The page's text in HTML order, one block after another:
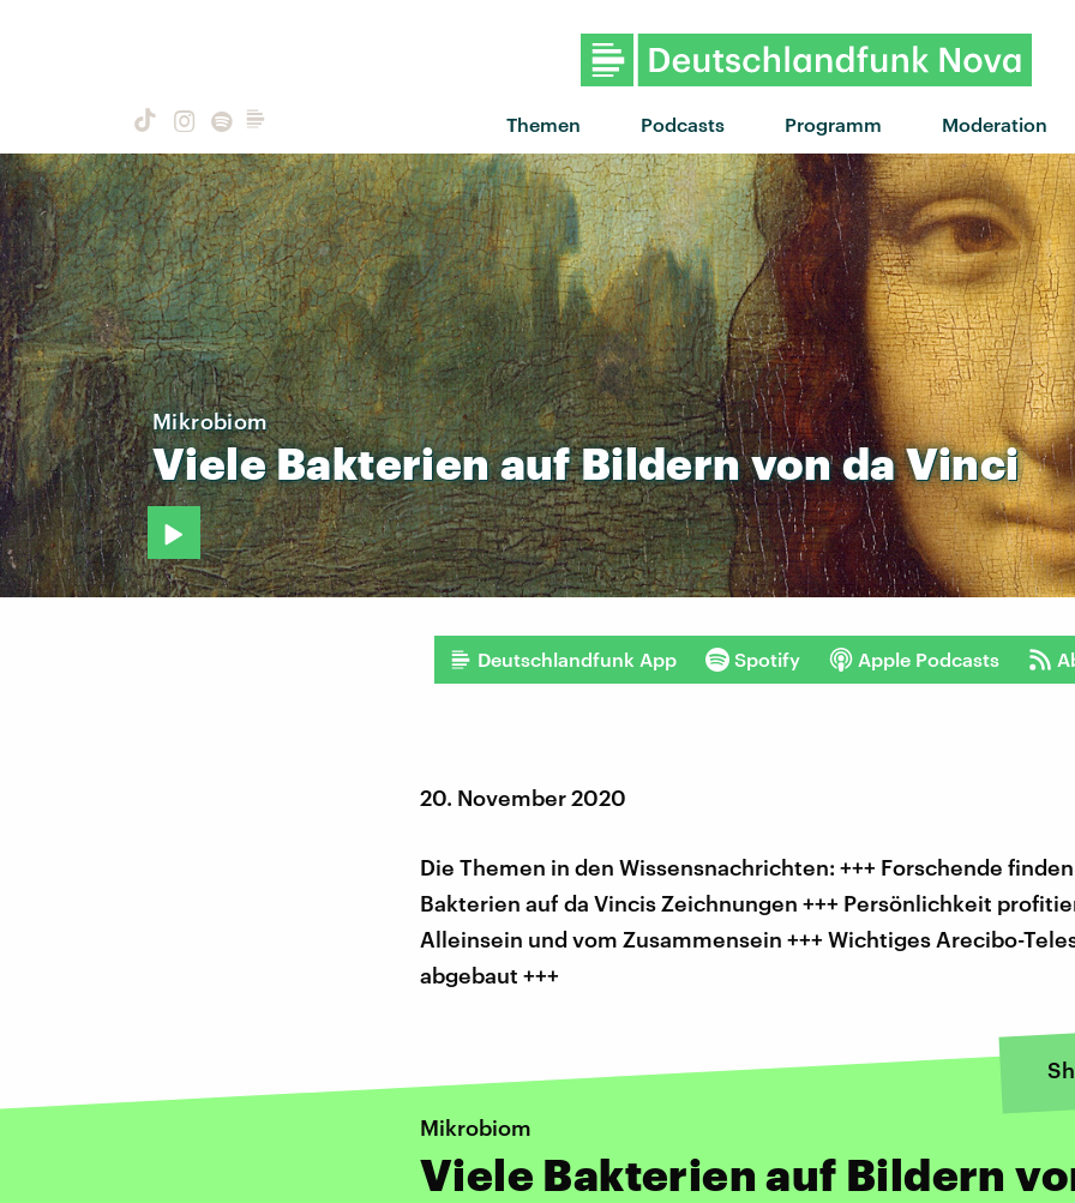
Themen Podcasts Programm Moderation
Mikrobiom
VieleBakterienaufBildernvondaVinci
Deutschlandfunk App Spotify Apple Podcasts
20. November 2020
Die Themen in den Wissensnachrichten: +++ Forschende
Bakterien auf da Vincis Zeichnungen +++ Persönlichkeit
Alleinsein und vom Zusammensein +++ Wichtiges Arecibo-
abgebaut +++
Mikrobiom
Viele Bakterien auf Bildern